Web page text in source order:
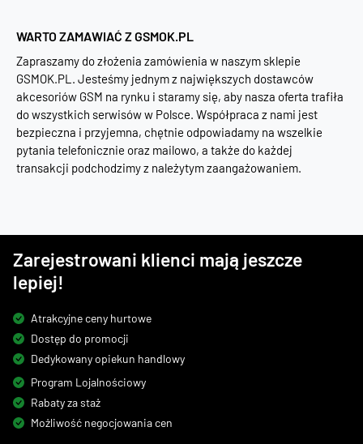
WARTO ZAMAWIAĆ Z GSMOK.PL
Zapraszamy do złożenia zamówienia w naszym sklepie
GSMOK.PL. Jesteśmy jednym z największych dostawców
akcesoriów GSM na rynku i staramy się, aby nasza oferta trafiła
do wszystkich serwisów w Polsce. Współpraca z nami jest
bezpieczna i przyjemna, chętnie odpowiadamy na wszelkie
pytania telefonicznie oraz mailowo, a także do każdej
transakcji podchodzimy z należytym zaangażowaniem.
Zarejestrowani klienci mają jeszcze
lepiej!
Atrakcyjne ceny hurtowe
Dostęp do promocji
Dedykowany opiekun handlowy
Program Lojalnościowy
Rabaty za staż
Możliwość negocjowania cen